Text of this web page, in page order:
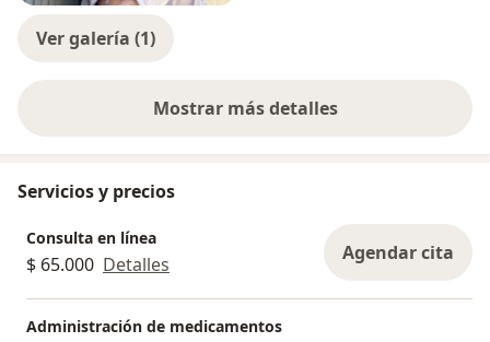
Ver galería (1)
Mostrar más detalles
sobre la experiencia
Servicios y precios
Consulta en línea
$ 65.000 Detalles Agendar cita
Administración de medicamentos